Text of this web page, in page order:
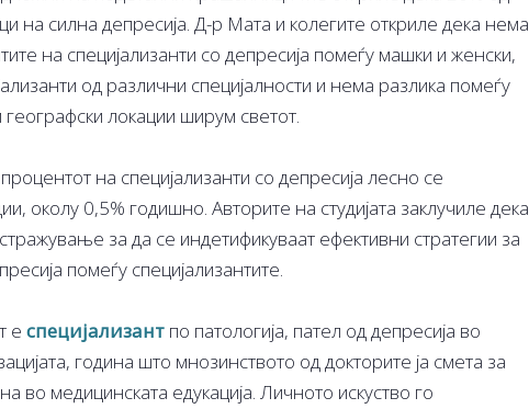
на силна депресија. Д-р Мата и колегите откриле дека нема
на специјализанти со депресија помеѓу машки и женски,
од различни специјалности и нема разлика помеѓу
локации ширум светот.
на специјализанти со депресија лесно се
околу 0,5% годишно. Авторите на студијата заклучиле дека
за да се индетификуваат ефективни стратегии за
помеѓу специјализантите.
е специјализант по патологија, пател од депресија во
година што мнозинството од докторите ја смета за
во медицинската едукација. Личното искуство го